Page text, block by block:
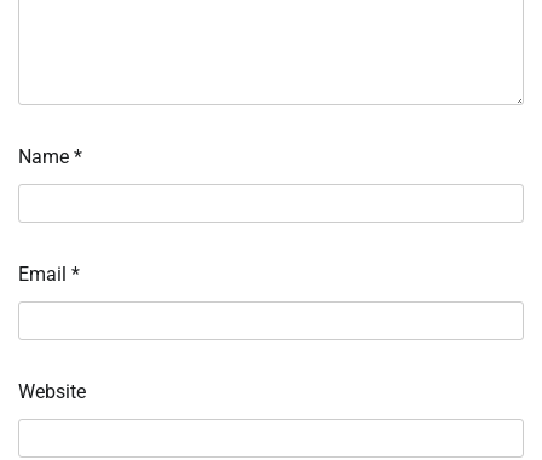
Name *
Email *
Website